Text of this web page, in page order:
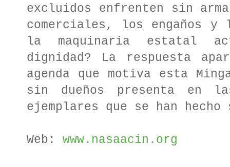
excluidos enfrenten sin
comerciales, los engaños
la maquinaria estatal
dignidad? La respuesta
agenda que motiva esta
sin dueños presenta en
ejemplares que se han
Web: www.nasaacin.org